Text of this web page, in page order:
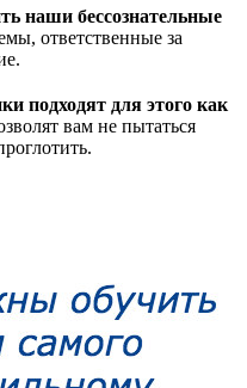
наши бессознательные
ответственные за
подходят для этого как
вам не пытаться